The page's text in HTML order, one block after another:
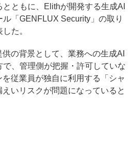
ともに、Elithが開発する生成AI
「GENFLUX Security」の取り
た。
の背景として、業務への生成AI
、管理側が把握・許可していな
従業員が独自に利用する「シャ
えいリスクが問題になっていると